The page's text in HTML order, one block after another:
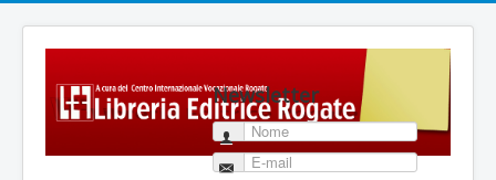
Newsletter
Nome
E-mail